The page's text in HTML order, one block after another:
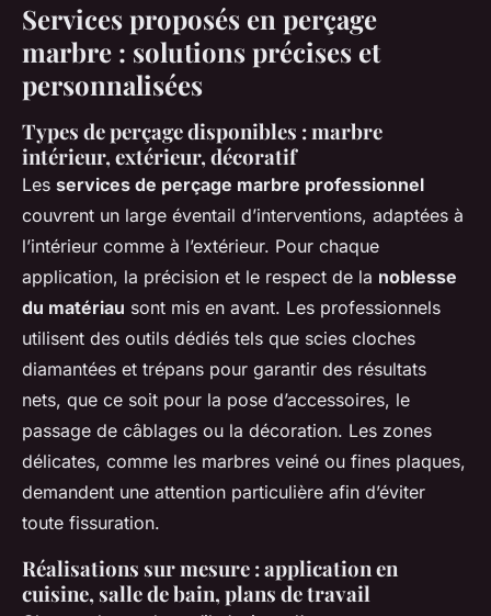
Services proposés en perçage
marbre : solutions précises et
personnalisées
Types de perçage disponibles : marbre
intérieur, extérieur, décoratif
Les services de perçage marbre professionnel
couvrent un large éventail d’interventions, adaptées à
l’intérieur comme à l’extérieur. Pour chaque
application, la précision et le respect de la noblesse
du matériau sont mis en avant. Les professionnels
utilisent des outils dédiés tels que scies cloches
diamantées et trépans pour garantir des résultats
nets, que ce soit pour la pose d’accessoires, le
passage de câblages ou la décoration. Les zones
délicates, comme les marbres veiné ou fines plaques,
demandent une attention particulière afin d’éviter
toute fissuration.
Réalisations sur mesure : application en
cuisine, salle de bain, plans de travail